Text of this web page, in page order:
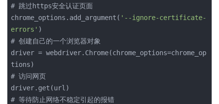
# 跳过https安全认证页面
chrome_options.add_argument( '--ignore-certificate-
errors' )
# 创建自己的一个浏览器对象
driver = webdriver.Chrome(chrome_options=chrome_op
tions)
# 访问网页
driver.get(url)
# 等待防止网络不稳定引起的报错